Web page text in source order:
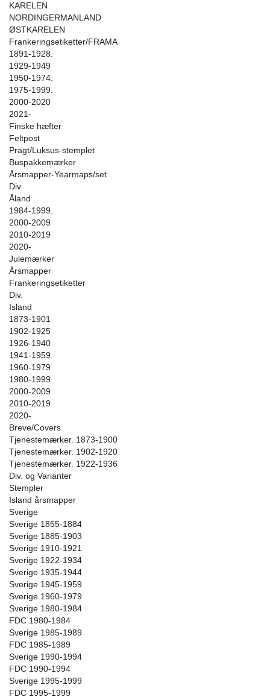
KARELEN
NORDINGERMANLAND
ØSTKARELEN
Frankeringsetiketter/FRAMA
1891-1928.
1929-1949
1950-1974.
1975-1999.
2000-2020
2021-
Finske hæfter
Feltpost
Pragt/Luksus-stemplet
Buspakkemærker
Årsmapper-Yearmaps/set
Div.
Åland
1984-1999.
2000-2009
2010-2019
2020-
Julemærker
Årsmapper
Frankeringsetiketter
Div.
Island
1873-1901
1902-1925
1926-1940
1941-1959
1960-1979
1980-1999
2000-2009
2010-2019
2020-
Breve/Covers
Tjenestemærker. 1873-1900
Tjenestemærker. 1902-1920
Tjenestemærker. 1922-1936
Div. og Varianter
Stempler
Island årsmapper
Sverige
Sverige 1855-1884
Sverige 1885-1903
Sverige 1910-1921
Sverige 1922-1934
Sverige 1935-1944
Sverige 1945-1959
Sverige 1960-1979
Sverige 1980-1984
FDC 1980-1984
Sverige 1985-1989
FDC 1985-1989
Sverige 1990-1994
FDC 1990-1994
Sverige 1995-1999
FDC 1995-1999